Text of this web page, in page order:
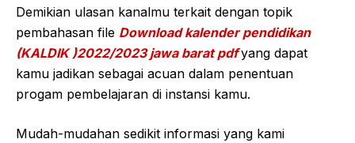
Demikian ulasan kanalmu terkait dengan topik
pembahasan file Download kalender pendidikan
(KALDIK )2022/2023 jawa barat pdf yang dapat
kamu jadikan sebagai acuan dalam penentuan
progam pembelajaran di instansi kamu.
Mudah-mudahan sedikit informasi yang kami